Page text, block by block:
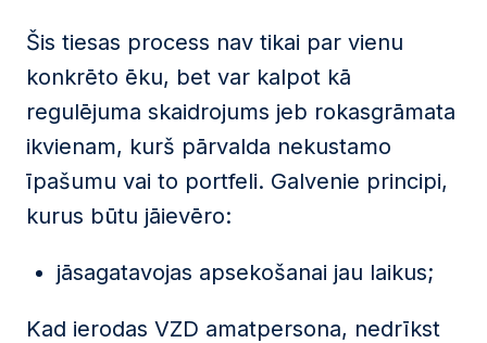
Šis tiesas process nav tikai par vienu
konkrēto ēku, bet var kalpot kā
regulējuma skaidrojums jeb rokasgrāmata
ikvienam, kurš pārvalda nekustamo
īpašumu vai to portfeli. Galvenie principi,
kurus būtu jāievēro:
jāsagatavojas apsekošanai jau laikus;
Kad ierodas VZD amatpersona, nedrīkst